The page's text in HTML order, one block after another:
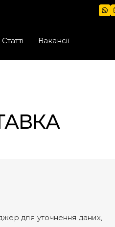
Статті Вакансії
для уточнення даних,